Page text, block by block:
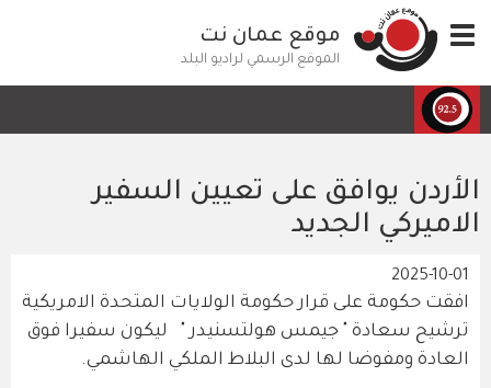
إلى
المحتوى
الرئيسي
Toggle
navigation
موقع عمان نت
الموقع الرسمي لراديو البلد
الأردن يوافق على تعيين السفير
الاميركي الجديد
2025-10-01
افقت حكومة على قرار حكومة الولايات المتحدة الامريكية
ترشيح سعادة " جيمس هولتسنيدر " ليكون سفيرا فوق
العادة ومفوضا لها لدى البلاط الملكي الهاشمي.